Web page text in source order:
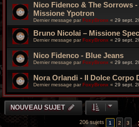
Nico Fidenco & The Sorrows
Missione Ypotron
Dernier message par FoxyBronx « 29 sept.
Bruno Nicolai – Missione
Dernier message parFoxyBronx « 29 sept.
Nico Fidenco - Blue Jeans
Dernier message par FoxyBronx « 29 sept.
Nora Orlandi - Il Dolce Corpo
Dernier message parFoxyBronx « 29 sept.
NOUVEAU SUJET
206 sujets 1 2 3